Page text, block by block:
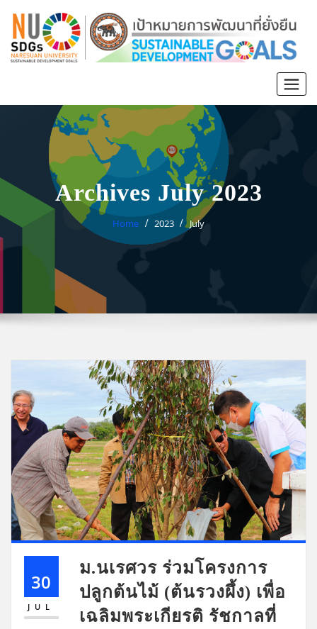
Archives July 2023
Home 2023 July
30
JUL
ม.นเรศวร ร่วมโครงการ
ปลูกต้นไม้ (ต้นรวงผึ้ง) เพื่อ
เฉลิมพระเกียรติ รัชกาลที่